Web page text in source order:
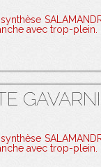
avec trop-plein.
avec trop-plein.